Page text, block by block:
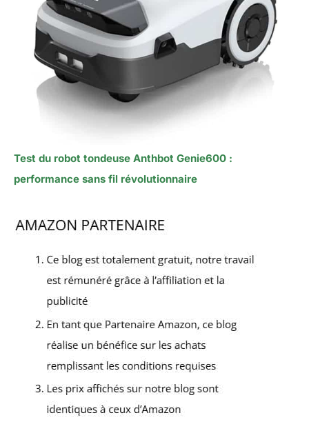
Test du robot tondeuse Anthbot Genie600 :
performance sans fil révolutionnaire